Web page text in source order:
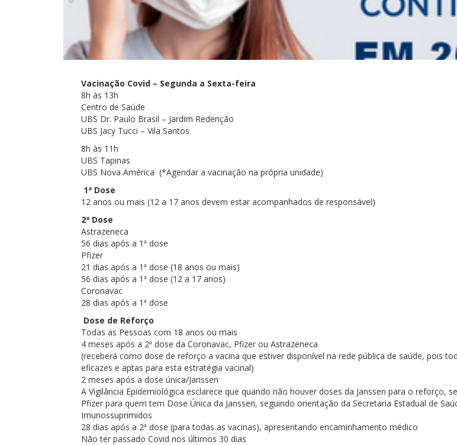
Vacinação Covid – Segunda a Sexta-feira
8h às 13h
Centro de Saúde
UBS Dr. Paulo Brasil – Jardim Redenção
UBS Jacy Tucci – Vila Santos
8h às 11h
UBS Tapinas
UBS Nova América (*Agendar a vacinação na própria unidade)
1ª Dose
12 anos ou mais (12 a 17 anos devem estar acompanhados de responsável)
2ª Dose
Astrazeneca
56 dias após a 1ª dose
Pfizer
21 dias após a 1ª dose (18 anos ou mais)
56 dias após a 1ª dose (12 a 17 anos)
Coronavac
28 dias após a 1ª dose
Dose de Reforço
Todas as Pessoas com 18 anos ou mais
4 meses após a 2ª dose da Coronavac, Pfizer ou Astrazeneca
(receberá como dose de reforço a vacina que estiver disponível na rede pública de saúde, pois
eficazes e aptas para esta estratégia vacinal)
2 meses após a dose única/Janssen
A Vigilância Epidemiológica esclarece que quando não houver doses da Janssen para o reforço,
Pfizer para quem tem Dose Única da Janssen, seguindo orientação da Secretaria Estadual de
Imunossuprimidos
28 dias após a 2ª dose (para todas as vacinas), apresentando encaminhamento médico
Não ter passado Covid nos últimos 30 dias